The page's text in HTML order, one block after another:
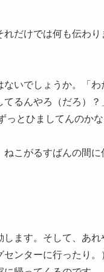
だけでは何も伝わ
いでしょうか。「 わ
るんやろ（だろ）？
っとひましてんのかな
こがるすばんの間
ます。そして、あ
ンターに行ったり